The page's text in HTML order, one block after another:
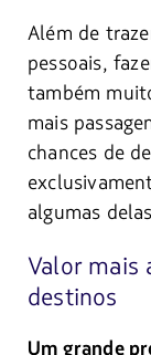
Além de
pessoais,
também
mais
chances de
algumas
Valor mais
destinos
Um grande